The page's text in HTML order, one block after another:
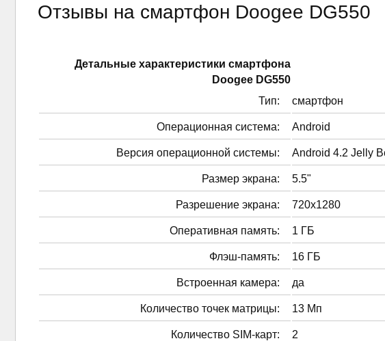
Отзывы на смартфон Doogee DG550
Детальные характеристики смартфонa
Doogee DG550
Тип:
смартфон
Операционная система: Android
Версия операционной системы: Android 4.2 Jelly
Размер экрана: 5.5"
Разрешение экрана: 720x1280
Оперативная память: 1 ГБ
Флэш-память: 16 ГБ
Встроенная камера: да
Количество точек матрицы: 13 Мп
Количество SIM-карт: 2